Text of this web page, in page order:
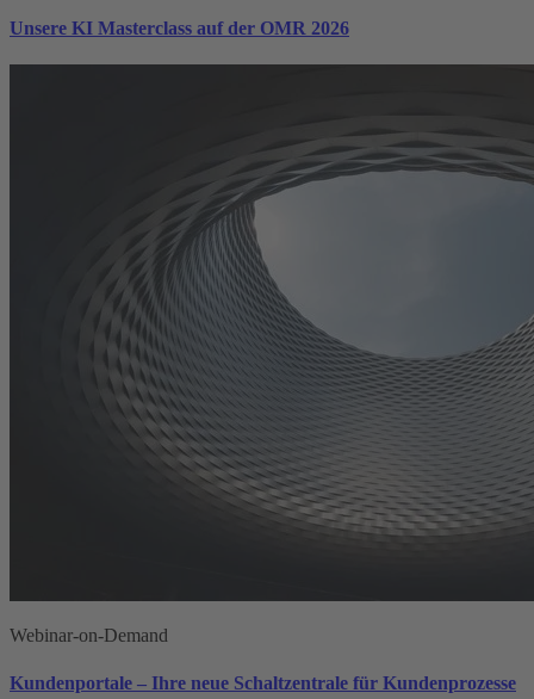
Unsere KI Masterclass auf der OMR 2026
Webinar-on-Demand
Kundenportale – Ihre neue Schaltzentrale für Kundenprozesse